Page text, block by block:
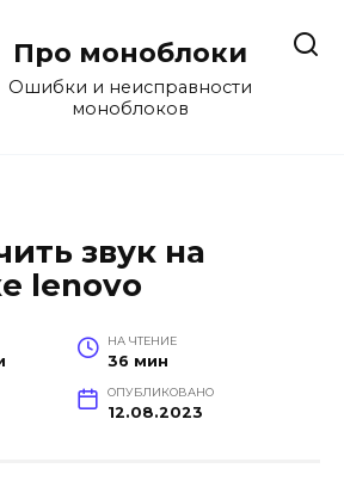
Про моноблоки
Ошибки и неисправности
моноблоков
звук на
lenovo
НА ЧТЕНИЕ
36 мин
ОПУБЛИКОВАНО
12.08.2023